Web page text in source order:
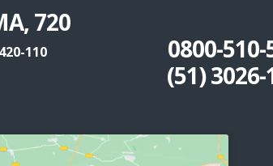
720
110
0800-510-
(51)